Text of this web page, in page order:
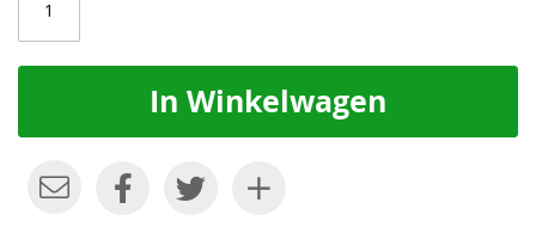
In Winkelwagen